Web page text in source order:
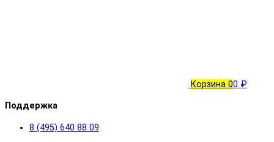
Корзина 00 ₽
Поддержка
8 (495) 640 88 09